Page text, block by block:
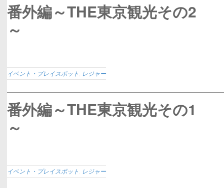
番外編～THE東京観光その2
～
イベント・プレイスポット レジャー
番外編～THE東京観光その1
～
イベント・プレイスポット レジャー